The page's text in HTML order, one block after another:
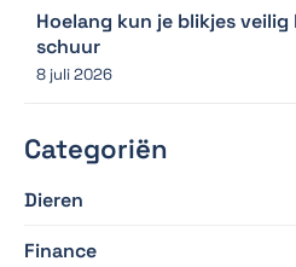
Hoelang kun je blikjes
schuur
8 juli 2026
Categoriën
Dieren
Finance